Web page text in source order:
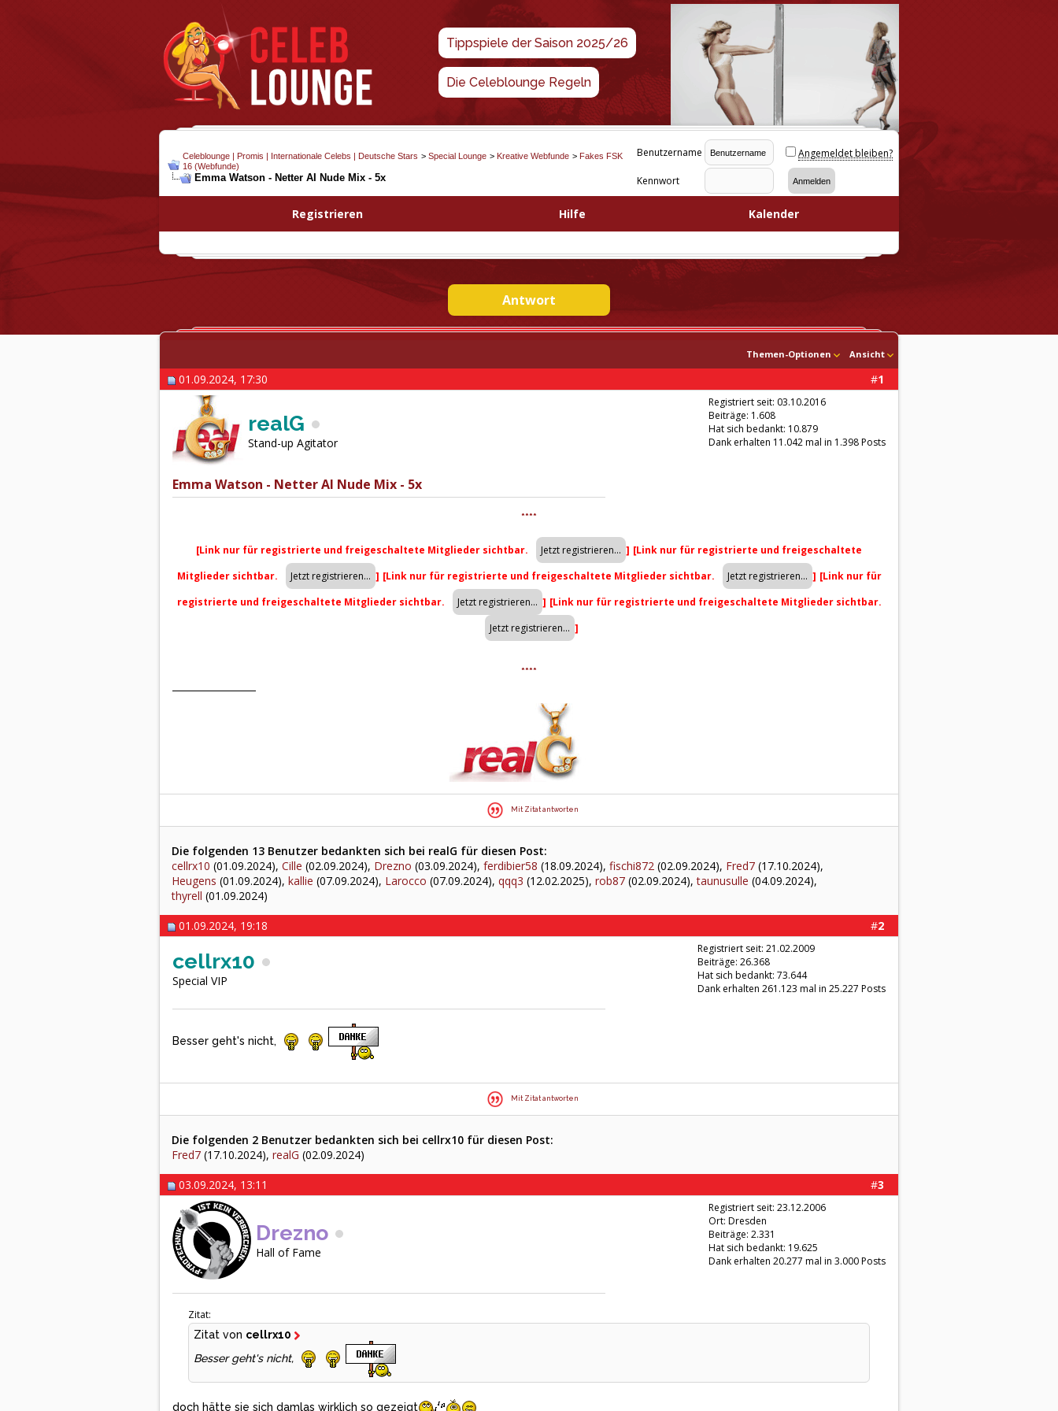
Tippspiele der Saison 2025/26
Die Celeblounge Regeln
Celeblounge | Promis | Internationale Celebs | Deutsche Stars > Special Lounge > Kreative Webfunde > Fakes FSK
16 (Webfunde)
Emma Watson - Netter AI Nude Mix - 5x
Benutzername Angemeldet bleiben?
Kennwort
Registrieren Hilfe Kalender
Antwort
Themen-Optionen Ansicht
#1
01.09.2024, 17:30
realG
Stand-up Agitator
Registriert seit: 03.10.2016
Beiträge: 1.608
Hat sich bedankt: 10.879
Dank erhalten 11.042 mal in 1.398 Posts
Emma Watson - Netter AI Nude Mix - 5x
****
[Link nur für registrierte und freigeschaltete Mitglieder sichtbar. ] [Link nur für registrierte und freigeschaltete
Mitglieder sichtbar.
] [Link nur für registrierte und freigeschaltete Mitglieder sichtbar. ] [Link nur für
registrierte und freigeschaltete Mitglieder sichtbar.
] [Link nur für registrierte und freigeschaltete Mitglieder sichtbar.
]
****
Mit Zitat antworten
Die folgenden 13 Benutzer bedankten sich bei realG für diesen Post:
cellrx10 (01.09.2024), Cille (02.09.2024), Drezno (03.09.2024), ferdibier58 (18.09.2024), fischi872 (02.09.2024), Fred7 (17.10.2024),
Heugens (01.09.2024), kallie (07.09.2024), Larocco (07.09.2024), qqq3 (12.02.2025), rob87 (02.09.2024),taunusulle (04.09.2024),
thyrell (01.09.2024)
#2
01.09.2024, 19:18
cellrx10
Special VIP
Registriert seit: 21.02.2009
Beiträge: 26.368
Hat sich bedankt: 73.644
Dank erhalten 261.123 mal in 25.227 Posts
Besser geht's nicht,
Mit Zitat antworten
Die folgenden 2 Benutzer bedankten sich bei cellrx10 für diesen Post:
Fred7 (17.10.2024), realG (02.09.2024)
#3
03.09.2024, 13:11
Drezno
Hall of Fame
Registriert seit: 23.12.2006
Ort: Dresden
Beiträge: 2.331
Hat sich bedankt: 19.625
Dank erhalten 20.277 mal in 3.000 Posts
Zitat:
Zitat von cellrx10
Besser geht's nicht,
doch hätte sie sich damlas wirklich so gezeigt